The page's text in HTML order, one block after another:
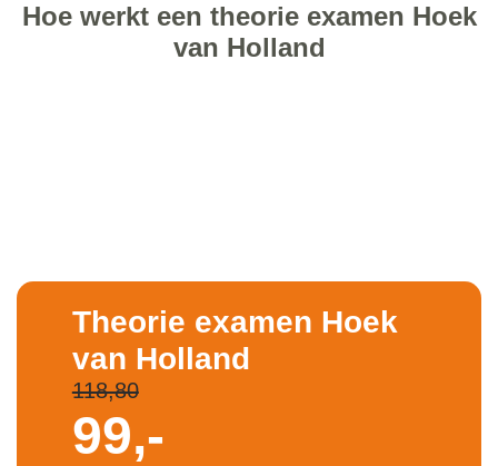
Hoe werkt een theorie examen Hoek
van Holland
Theorie examen Hoek
van Holland
118,80
99,-